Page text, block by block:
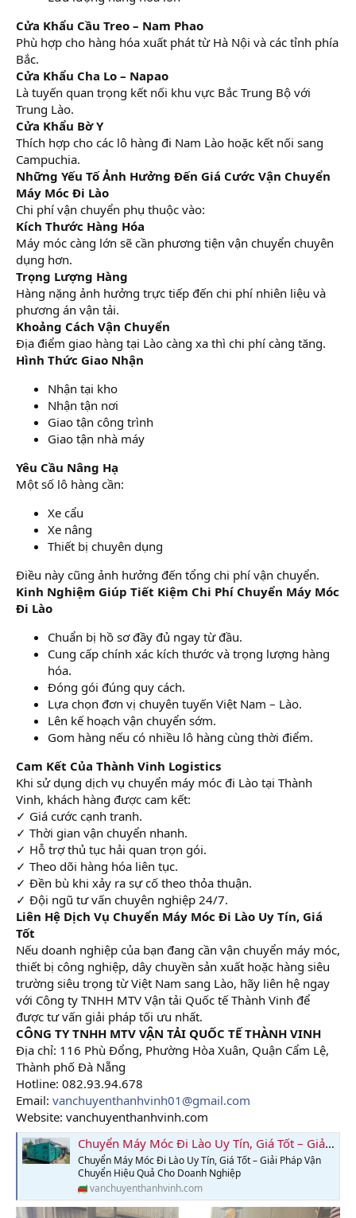
Cửa Khẩu Cầu Treo – Nam Phao
Phù hợp cho hàng hóa xuất phát từ Hà Nội và các tỉnh phía
Bắc.
Cửa Khẩu Cha Lo – Napao
Là tuyến quan trọng kết nối khu vực Bắc Trung Bộ với
Trung Lào.
Cửa Khẩu Bờ Y
Thích hợp cho các lô hàng đi Nam Lào hoặc kết nối sang
Campuchia.
Những Yếu Tố Ảnh Hưởng Đến Giá Cước Vận Chuyển
Máy Móc Đi Lào
Chi phí vận chuyển phụ thuộc vào:
Kích Thước Hàng Hóa
Máy móc càng lớn sẽ cần phương tiện vận chuyển chuyên
dụng hơn.
Trọng Lượng Hàng
Hàng nặng ảnh hưởng trực tiếp đến chi phí nhiên liệu và
phương án vận tải.
Khoảng Cách Vận Chuyển
Địa điểm giao hàng tại Lào càng xa thì chi phí càng tăng.
Hình Thức Giao Nhận
Nhận tại kho
Nhận tận nơi
Giao tận công trình
Giao tận nhà máy
Yêu Cầu Nâng Hạ
Một số lô hàng cần:
Xe cẩu
Xe nâng
Thiết bị chuyên dụng
Điều này cũng ảnh hưởng đến tổng chi phí vận chuyển.
Kinh Nghiệm Giúp Tiết Kiệm Chi Phí Chuyển Máy Móc
Đi Lào
Chuẩn bị hồ sơ đầy đủ ngay từ đầu.
Cung cấp chính xác kích thước và trọng lượng hàng
hóa.
Đóng gói đúng quy cách.
Lựa chọn đơn vị chuyên tuyến Việt Nam – Lào.
Lên kế hoạch vận chuyển sớm.
Gom hàng nếu có nhiều lô hàng cùng thời điểm.
Cam Kết Của Thành Vinh Logistics
Khi sử dụng dịch vụ chuyển máy móc đi Lào tại Thành
Vinh, khách hàng được cam kết:
✓ Giá cước cạnh tranh.
✓ Thời gian vận chuyển nhanh.
✓ Hỗ trợ thủ tục hải quan trọn gói.
✓ Theo dõi hàng hóa liên tục.
✓ Đền bù khi xảy ra sự cố theo thỏa thuận.
✓ Đội ngũ tư vấn chuyên nghiệp 24/7.
Liên Hệ Dịch Vụ Chuyển Máy Móc Đi Lào Uy Tín, Giá
Tốt
Nếu doanh nghiệp của bạn đang cần vận chuyển máy móc,
thiết bị công nghiệp, dây chuyền sản xuất hoặc hàng siêu
trường siêu trọng từ Việt Nam sang Lào, hãy liên hệ ngay
với Công ty TNHH MTV Vận tải Quốc tế Thành Vinh để
được tư vấn giải pháp tối ưu nhất.
CÔNG TY TNHH MTV VẬN TẢI QUỐC TẾ THÀNH VINH
Địa chỉ: 116 Phù Đổng, Phường Hòa Xuân, Quận Cẩm Lệ,
Thành phố Đà Nẵng
Hotline: 082.93.94.678
Email: vanchuyenthanhvinh01@gmail.com
Website: vanchuyenthanhvinh.com
Chuyển Máy Móc Đi Lào Uy Tín, Giá Tốt – Giải Pháp Vận Chuyển Hiệu Quả Cho Doanh Nghiệp
Chuyển Máy Móc Đi Lào Uy Tín, Giá Tốt – Giải Pháp Vận
Chuyển Hiệu Quả Cho Doanh Nghiệp
vanchuyenthanhvinh.com